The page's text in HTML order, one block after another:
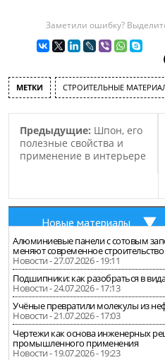
расположение комплекса,
затраты на его
Заметили ошибку?
МЕТКИ СТРОИТЕЛЬНЫЕ
Предыдущие: Шпон, его
полезные свойства и
применение в интерьере
Новые материалы
Алюминиевые панели с сотовым
меняют современное строительство
Новости - 27.07.2026 - 19:11
Подшипники: как разобраться в
Новости - 24.07.2026 - 17:13
Учёные превратили молекулы из
Новости - 21.07.2026 - 17:03
Чертежи как основа инженерных
промышленного применения
Новости - 19.07.2026 - 19:23